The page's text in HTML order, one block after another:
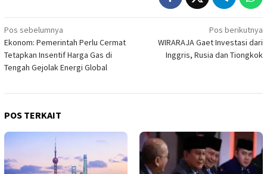
Navigasi
pos
Pos sebelumnya
Ekonom: Pemerintah Perlu Cermat
Tetapkan Insentif Harga Gas di
Tengah Gejolak Energi Global
Pos berikutnya
WIRARAJA Gaet Investasi dari
Inggris, Rusia dan Tiongkok
POS TERKAIT